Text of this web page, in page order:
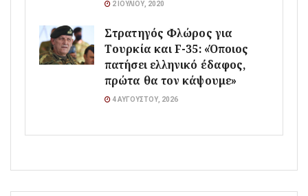
2 ΙΟΥΛΊΟΥ, 2020
Στρατηγός Φλώρος για
Τουρκία και F-35: «Όποιος
πατήσει ελληνικό έδαφος,
πρώτα θα τον κάψουμε»
4 ΑΥΓΟΎΣΤΟΥ, 2026